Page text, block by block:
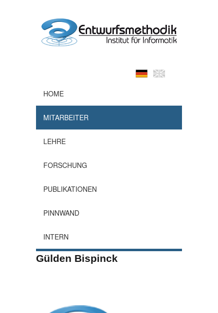
HOME
MITARBEITER
LEHRE
FORSCHUNG
PUBLIKATIONEN
PINNWAND
INTERN
Gülden Bispinck